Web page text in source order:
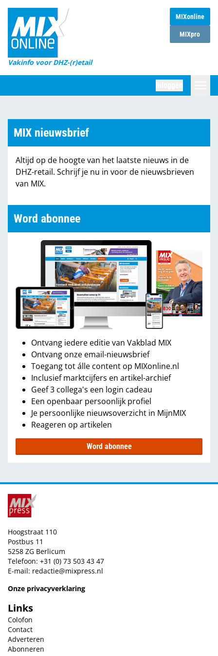
MIXonline
MIXpro
Vakinfo voor DHZ-(r)etail
Home
Magazines
DHZ Sessie
Marktcijfers
Partners
MIX nieuwsbrief
Altijd op de hoogte van het laatste nieuws in de
DHZ-retail. Schrijf je nu in voor de nieuwsbrieven
van MIX.
Word abonnee
Ontvang iedere editie van Vakblad MIX
Ontvang onze email-nieuwsbrief
Toegang tot álle content op MIXonline.nl
Inclusief marktcijfers en artikel-archief
Geef 3 collega's een login cadeau
Een openbaar persoonlijk profiel
Je persoonlijke nieuwsoverzicht in MijnMIX
Reageren op artikelen
Word abonnee
Hoogstraat 110
Postbus 11
5258 ZG Berlicum
Telefoon: +31 (0) 73 503 43 47
E-mail: redactie@mixpress.nl
Onze privacyverklaring
Links
Colofon
Contact
Adverteren
Abonneren